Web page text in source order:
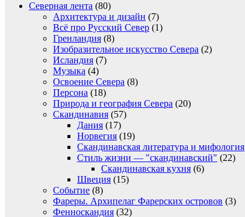
Северная лента (80)
Архитектура и дизайн (7)
Всё про Русский Север (1)
Гренландия (8)
Изобразительное искусство Севера (2)
Исландия (7)
Музыка (4)
Освоение Севера (8)
Персона (18)
Природа и география Севера (20)
Скандинавия (57)
Дания (17)
Норвегия (19)
Скандинавская литература и мифология
Стиль жизни — "скандинавский" (22)
Скандинавская кухня (6)
Швеция (15)
Событие (8)
Фареры. Архипелаг Фарерских островов (3)
Фенноскандия (32)